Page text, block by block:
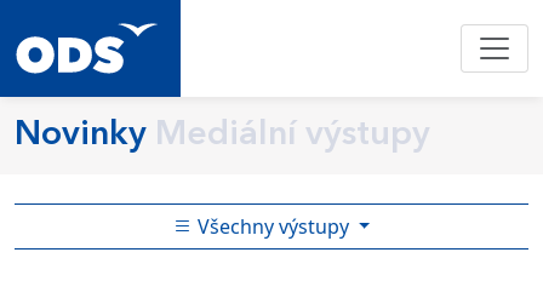
Novinky Mediální výstupy
Všechny výstupy